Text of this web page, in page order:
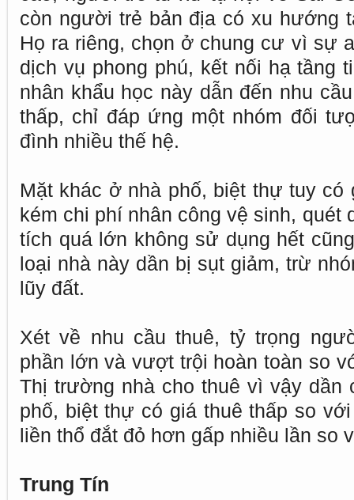
còn người trẻ bản địa có xu hướng
Họ ra riêng, chọn ở chung cư vì sự
dịch vụ phong phú, kết nối hạ tầng
nhân khẩu học này dẫn đến nhu
thấp, chỉ đáp ứng một nhóm đối
đình nhiều thế hệ.
Mặt khác ở nhà phố, biệt thự tuy có
kém chi phí nhân công vệ sinh, quét
tích quá lớn không sử dụng hết
loại nhà này dần bị sụt giảm, trừ
lũy đất.
Xét về nhu cầu thuê, tỷ trọng
phần lớn và vượt trội hoàn toàn so
Thị trường nhà cho thuê vì vậy dần
phố, biệt thự có giá thuê thấp so
liền thổ đắt đỏ hơn gấp nhiều lần so
Trung Tín